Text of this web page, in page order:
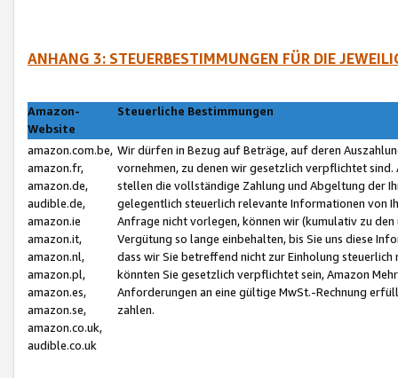
ANHANG 3: STEUERBESTIMMUNGEN FÜR DIE
Amazon-
Website
Steuerliche Bestimmungen
amazon.com.be,
amazon.fr,
amazon.de,
audible.de,
amazon.ie
amazon.it,
amazon.nl,
amazon.pl,
amazon.es,
amazon.se,
amazon.co.uk,
audible.co.uk
Wir dürfen in Bezug auf Beträge, auf deren
vornehmen, zu denen wir gesetzlich verpflichtet
stellen die vollständige Zahlung und Abgeltung der
gelegentlich steuerlich relevante Informationen von
Anfrage nicht vorlegen, können wir (kumulativ zu
Vergütung so lange einbehalten, bis Sie uns diese
dass wir Sie betreffend nicht zur Einholung
könnten Sie gesetzlich verpflichtet sein, Amazon
Anforderungen an eine gültige MwSt.-Rechnung
zahlen.